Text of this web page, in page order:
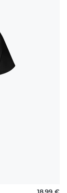
18,99 €